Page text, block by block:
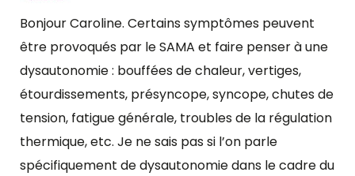
Bonjour Caroline. Certains symptômes peuvent
être provoqués par le SAMA et faire penser à une
dysautonomie : bouffées de chaleur, vertiges,
étourdissements, présyncope, syncope, chutes de
tension, fatigue générale, troubles de la régulation
thermique, etc. Je ne sais pas si l’on parle
spécifiquement de dysautonomie dans le cadre du